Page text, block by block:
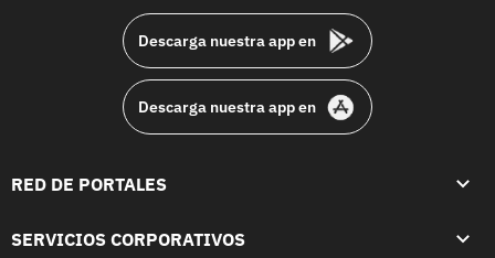
Descarga nuestra app en
Descarga nuestra app en
RED DE PORTALES
SERVICIOS CORPORATIVOS